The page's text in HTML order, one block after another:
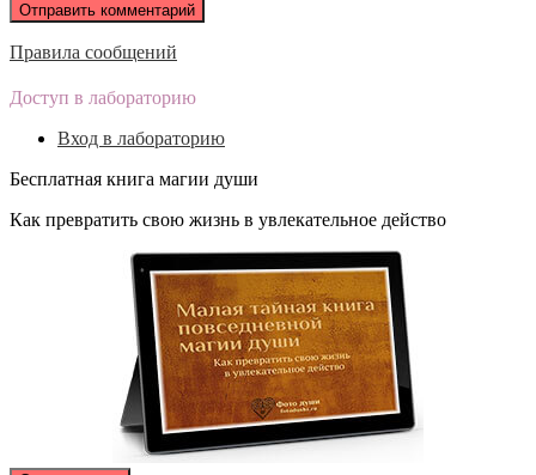
Правила сообщений
Доступ в лабораторию
Вход в лабораторию
Бесплатная книга магии души
Как превратить свою жизнь в увлекательное действо